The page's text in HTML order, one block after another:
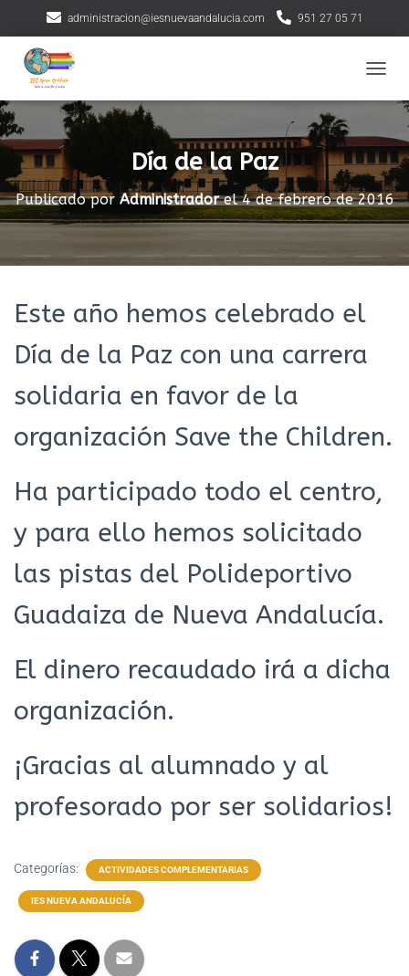
administracion@iesnuevaandalucia.com 951 27 05 71
Día de la Paz
Publicado por Administradorel4 de febrero de 2016
Este año hemos celebrado el
Día de la Paz con una carrera
solidaria en favor de la
organización Save the Children.
Ha participado todo el centro,
y para ello hemos solicitado
las pistas del Polideportivo
Guadaiza de Nueva Andalucía.
El dinero recaudado irá a dicha
organización.
¡Gracias al alumnado y al
profesorado por ser solidarios!
Categorías: ACTIVIDADES COMPLEMENTARIAS
IES NUEVA ANDALUCÍA